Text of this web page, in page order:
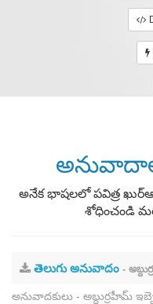
అనేక భాషలలో పవిత్ర
శోధించండి
తెలుగు అనువాదం -
అనువాదకులు - అబ్దుర్రహీమ్